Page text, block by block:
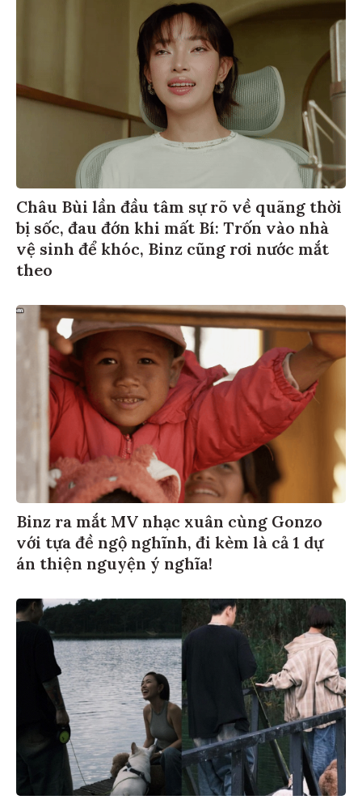
Châu Bùi lần đầu tâm sự rõ về quãng thời
bị sốc, đau đớn khi mất Bí: Trốn vào nhà
vệ sinh để khóc, Binz cũng rơi nước mắt
theo
Binz ra mắt MV nhạc xuân cùng Gonzo
với tựa đề ngộ nghĩnh, đi kèm là cả 1 dự
án thiện nguyện ý nghĩa!